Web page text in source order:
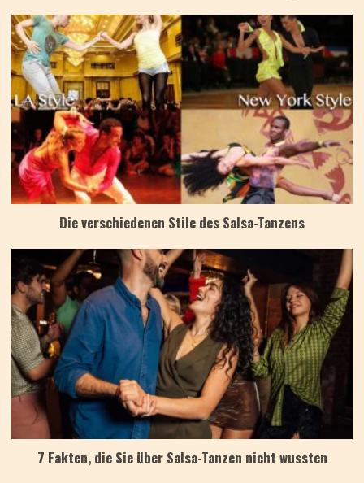
Die verschiedenen Stile des Salsa-Tanzens
7 Fakten, die Sie über Salsa-Tanzen nicht wussten